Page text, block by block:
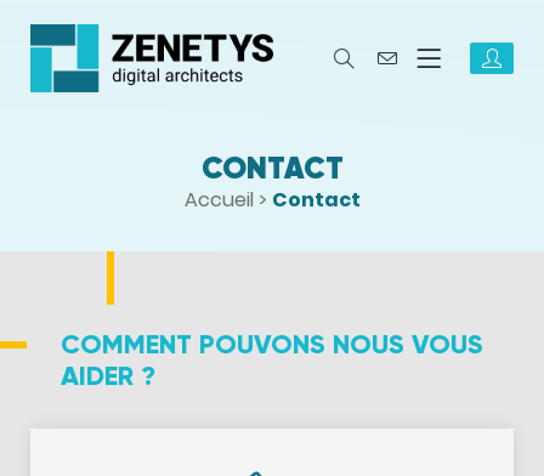
CONTACT
Accueil > Contact
COMMENT POUVONS NOUS VOUS
AIDER ?